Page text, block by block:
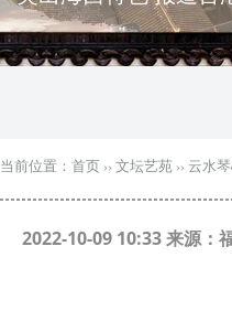
瑰宝 宣传中华精英
突出海西特色 报道台
当前位置： 首页 ›› 文坛艺苑 ›› 云水
2022-10-09 10:33 来源：